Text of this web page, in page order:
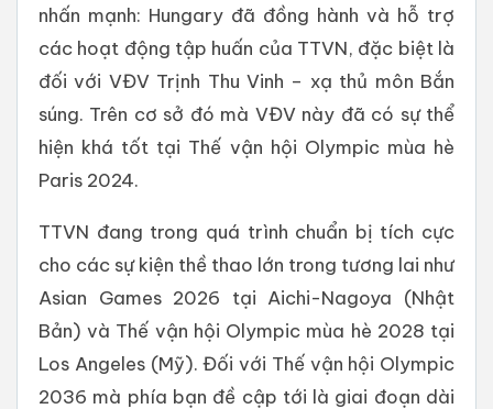
nhấn mạnh: Hungary đã đồng hành và hỗ trợ
các hoạt động tập huấn của TTVN, đặc biệt là
đối với VĐV Trịnh Thu Vinh – xạ thủ môn Bắn
súng. Trên cơ sở đó mà VĐV này đã có sự thể
hiện khá tốt tại Thế vận hội Olympic mùa hè
Paris 2024.
TTVN đang trong quá trình chuẩn bị tích cực
cho các sự kiện thề thao lớn trong tương lai như
Asian Games 2026 tại Aichi-Nagoya (Nhật
Bản) và Thế vận hội Olympic mùa hè 2028 tại
Los Angeles (Mỹ). Đối với Thế vận hội Olympic
2036 mà phía bạn đề cập tới là giai đoạn dài